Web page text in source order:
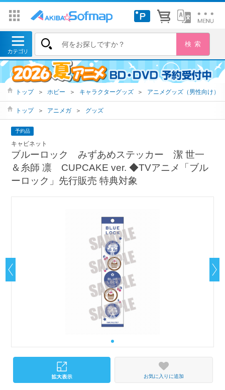
トップ ＞ ホビー ＞ キャラクターグッズ ＞ アニメグッズ（男性向け）
トップ ＞ アニメガ ＞ グッズ
予約品
キャビネット
ブルーロック みずあめステッカー 潔 世一
＆糸師 凛 CUPCAKE ver. ◆TVアニメ「ブル
ーロック」先行販売 特典対象
お気に入りに追加